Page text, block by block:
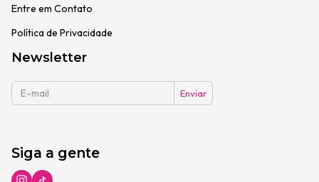
Entre em Contato
Política de Privacidade
Newsletter
Siga a gente